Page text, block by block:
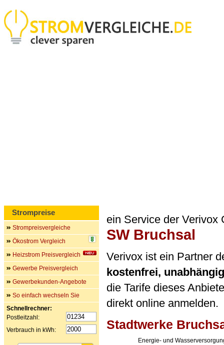
ein Service der Verivox
SW Bruchsal
Verivox ist ein Partner
kostenfrei,
die Tarife dieses
direkt online anmelden.
Stadtwerke
Energie- und
Strompreise
Strompreisvergleiche
Ökostrom Vergleich
Heizstrom Preisvergleich
Gewerbe Preisvergleich
Gewerbekunden-Angebote
So einfach wechseln Sie
Schnellrechner:
Postleitzahl:
Verbrauch in kWh: